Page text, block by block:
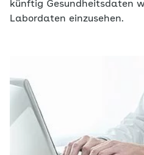
künftig Gesundheitsdaten
Labordaten einzusehen.